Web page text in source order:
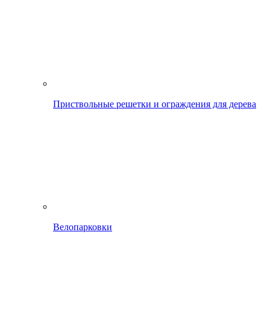
Приствольные решетки и ограждения для дерева
Велопарковки